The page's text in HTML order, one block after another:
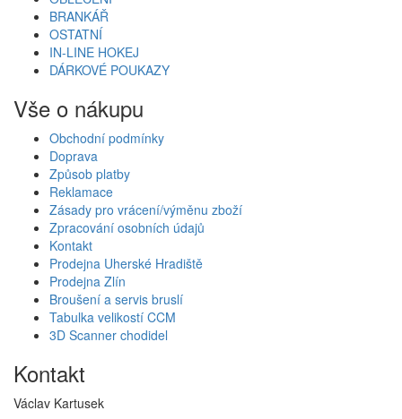
BRANKÁŘ
OSTATNÍ
IN-LINE HOKEJ
DÁRKOVÉ POUKAZY
Vše o nákupu
Obchodní podmínky
Doprava
Způsob platby
Reklamace
Zásady pro vrácení/výměnu zboží
Zpracování osobních údajů
Kontakt
Prodejna Uherské Hradiště
Prodejna Zlín
Broušení a servis bruslí
Tabulka velikostí CCM
3D Scanner chodidel
Kontakt
Václav Kartusek